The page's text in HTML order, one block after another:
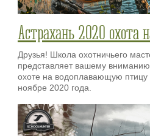
Астрахань 2020 охота
Друзья! Школа охотничьего
представляет вашему
охоте на водоплавающую птицу
ноябре 2020 года.⠀